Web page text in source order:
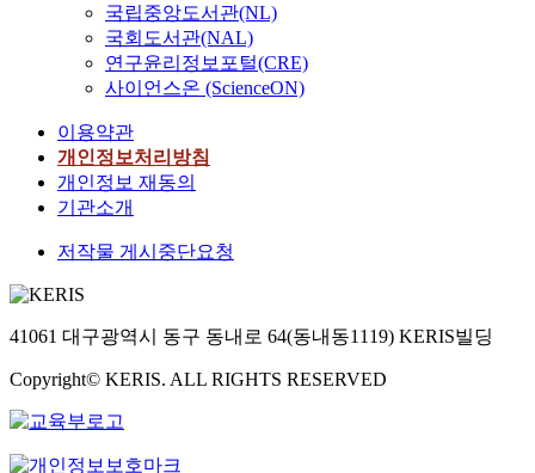
국립중앙도서관(NL)
국회도서관(NAL)
연구윤리정보포털(CRE)
사이언스온 (ScienceON)
이용약관
개인정보처리방침
개인정보 재동의
기관소개
저작물 게시중단요청
41061 대구광역시 동구 동내로 64(동내동1119) KERIS빌딩
Copyright© KERIS. ALL RIGHTS RESERVED